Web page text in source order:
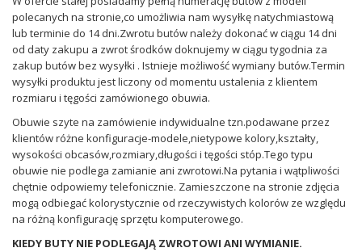
Sceniczne
Tango
Flamenco
Wizytowe
O nas
Gdzie można kupić nasze buty?
Kontakt
polecanych na stronie,co umożliwia nam wysyłkę natychmiastową
lub terminie do 14 dni.Zwrotu butów należy dokonać w ciągu 14 dni
od daty zakupu a zwrot środków doknujemy w ciągu tygodnia za
zakup butów bez wysyłki . Istnieje możliwość wymiany butów.Termin
wysyłki produktu jest liczony od momentu ustalenia z klientem
rozmiaru i tęgości zamówionego obuwia.
Obuwie szyte na zamówienie indywidualne tzn.podawane przez
klientów różne konfiguracje-modele,nietypowe kolory,kształty,
wysokości obcasów,rozmiary,długości i tęgości stóp.Tego typu
obuwie nie podlega zamianie ani zwrotowi.Na pytania i wątpliwości
chętnie odpowiemy telefonicznie. Zamieszczone na stronie zdjęcia
mogą odbiegać kolorystycznie od rzeczywistych kolorów ze względu
na różną konfigurację sprzętu komputerowego.
KIEDY BUTY NIE PODLEGAJĄ ZWROTOWI ANI WYMIANIE.